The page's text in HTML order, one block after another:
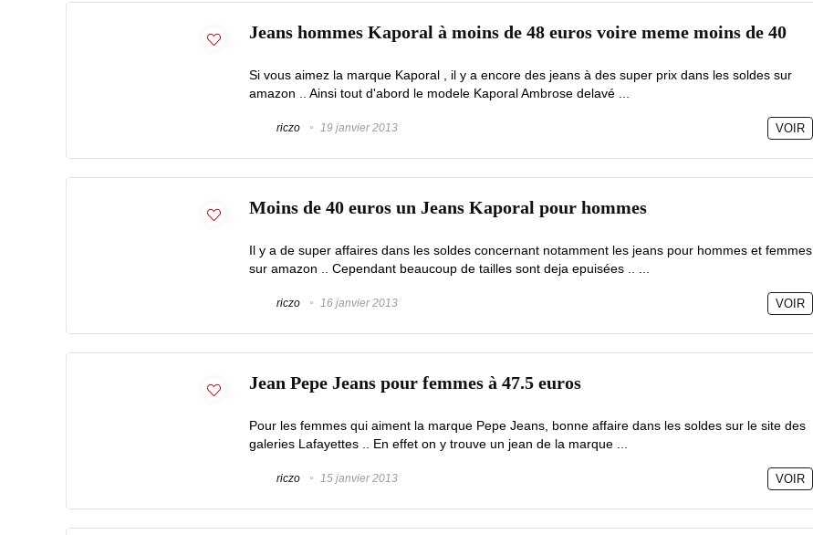
Jeans hommes Kaporal à moins de 48 euros voire meme moins de 40
Si vous aimez la marque Kaporal , il y a encore des jeans à des super prix dans les soldes sur
amazon .. Ainsi tout d'abord le modele Kaporal Ambrose delavé ...
riczo 19 janvier 2013 VOIR
Moins de 40 euros un Jeans Kaporal pour hommes
Il y a de super affaires dans les soldes concernant notamment les jeans pour hommes et femmes
sur amazon .. Cependant beaucoup de tailles sont deja epuisées .. ...
riczo 16 janvier 2013 VOIR
Jean Pepe Jeans pour femmes à 47.5 euros
Pour les femmes qui aiment la marque Pepe Jeans, bonne affaire dans les soldes sur le site des
galeries Lafayettes .. En effet on y trouve un jean de la marque ...
riczo 15 janvier 2013 VOIR